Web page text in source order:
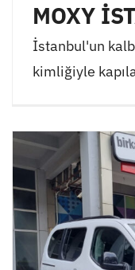
MOXY
İstanbul'un
kimliğiyle